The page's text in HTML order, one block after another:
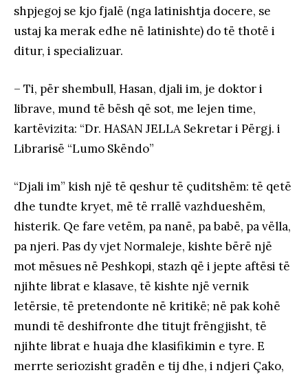
shpjegoj se kjo fjalë (nga latinishtja docere, se
ustaj ka merak edhe në latinishte) do të thotë i
ditur, i specializuar.
– Ti, për shembull, Hasan, djali im, je doktor i
librave, mund të bësh që sot, me lejen time,
kartëvizita: “Dr. HASAN JELLA Sekretar i Përgj. i
Librarisë “Lumo Skëndo”
“Djali im” kish një të qeshur të çuditshëm: të qetë
dhe tundte kryet, më të rrallë vazhdueshëm,
histerik. Qe fare vetëm, pa nanë, pa babë, pa vëlla,
pa njeri. Pas dy vjet Normaleje, kishte bërë një
mot mësues në Peshkopi, stazh që i jepte aftësi të
njihte librat e klasave, të kishte një vernik
letërsie, të pretendonte në kritikë; në pak kohë
mundi të deshifronte dhe titujt frëngjisht, të
njihte librat e huaja dhe klasifikimin e tyre. E
merrte seriozisht gradën e tij dhe, i ndjeri Çako,